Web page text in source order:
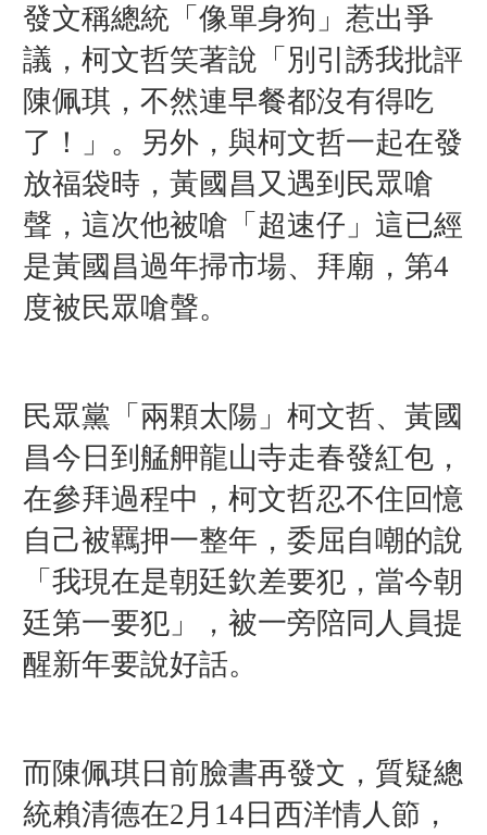
發文稱總統「像單身狗」惹出爭
議，柯文哲笑著說「別引誘我批評
陳佩琪，不然連早餐都沒有得吃
了！」。另外，與柯文哲一起在發
放福袋時，黃國昌又遇到民眾嗆
聲，這次他被嗆「超速仔」這已經
是黃國昌過年掃市場、拜廟，第4
度被民眾嗆聲。
民眾黨「兩顆太陽」柯文哲、黃國
昌今日到艋舺龍山寺走春發紅包，
在參拜過程中，柯文哲忍不住回憶
自己被羈押一整年，委屈自嘲的說
「我現在是朝廷欽差要犯，當今朝
廷第一要犯」，被一旁陪同人員提
醒新年要說好話。
而陳佩琪日前臉書再發文，質疑總
統賴清德在2月14日西洋情人節，